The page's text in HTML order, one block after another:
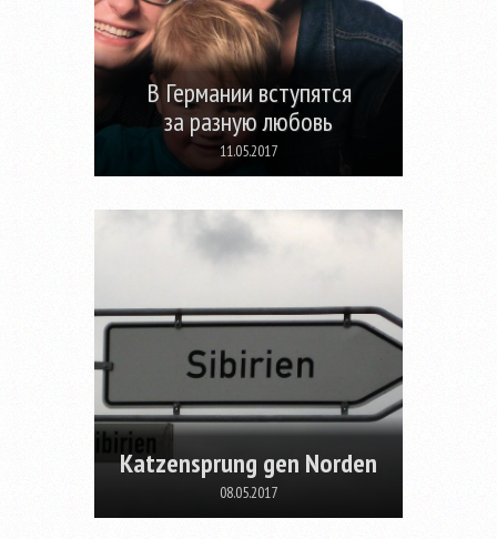
В Германии вступятся
за разную любовь
11.05.2017
Katzensprung gen Norden
08.05.2017